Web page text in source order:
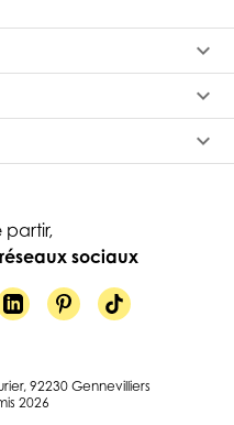
keyboard_arrow_down
keyboard_arrow_down
keyboard_arrow_down
sociaux
92230 Gennevilliers
2026